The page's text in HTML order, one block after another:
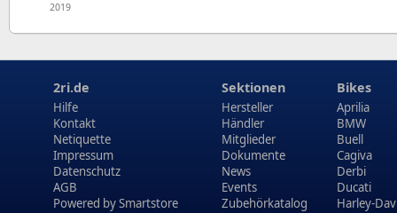
2019
2ri.de
Hilfe
Kontakt
Netiquette
Impressum
Datenschutz
AGB
Powered bySmartstore
Sektionen
Hersteller
Händler
Mitglieder
Dokumente
News
Events
Zubehörkatalog
Bikes
Aprilia
BMW
Buell
Cagiva
Derbi
Ducati
Harley-